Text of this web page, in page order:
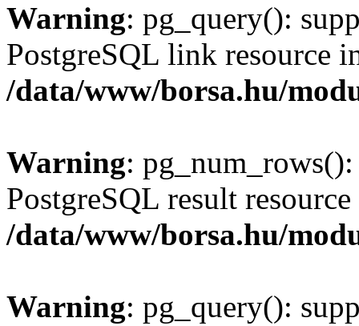
Warning: pg_query():
PostgreSQL link resource
/data/www/borsa.hu/
Warning:
PostgreSQL result
/data/www/borsa.hu/
Warning: pg_query():